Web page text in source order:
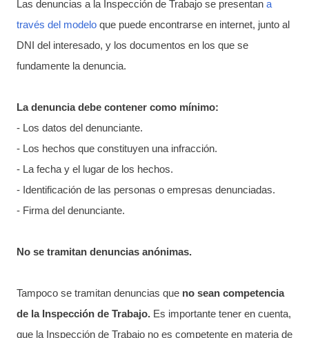
Las denuncias a la Inspección de Trabajo se presentan a
través del modelo que puede encontrarse en internet, junto al
DNI del interesado, y los documentos en los que se
fundamente la denuncia.
La denuncia debe contener como mínimo:
- Los datos del denunciante.
- Los hechos que constituyen una infracción.
- La fecha y el lugar de los hechos.
- Identificación de las personas o empresas denunciadas.
- Firma del denunciante.
No se tramitan denuncias anónimas.
Tampoco se tramitan denuncias que no sean competencia
de la Inspección de Trabajo. Es importante tener en cuenta,
que la Inspección de Trabajo no es competente en materia de